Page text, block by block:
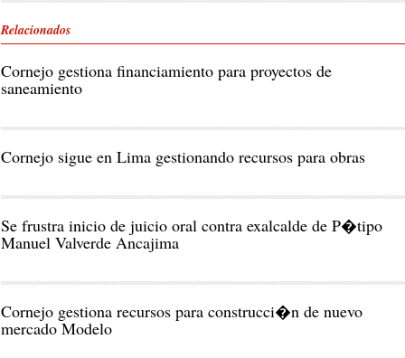
Relacionados
Cornejo gestiona financiamiento para proyectos de
saneamiento
Cornejo sigue en Lima gestionando recursos para obras
Se frustra inicio de juicio oral contra exalcalde de P�tipo
Manuel Valverde Ancajima
Cornejo gestiona recursos para construcci�n de nuevo
mercado Modelo